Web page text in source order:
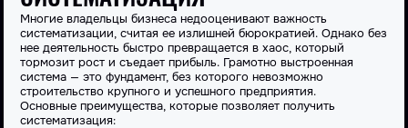
Многие владельцы бизнеса недооценивают важность
систематизации, считая ее излишней бюрократией. Однако без
нее деятельность быстро превращается в хаос, который
тормозит рост и съедает прибыль. Грамотно выстроенная
система — это фундамент, без которого невозможно
строительство крупного и успешного предприятия.
Основные преимущества, которые позволяет получить
систематизация: